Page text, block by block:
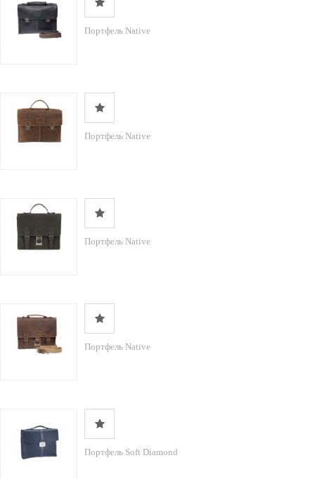
Портфель Native
Портфель Native
Портфель Native
Портфель Native
Портфель Soft Diamond